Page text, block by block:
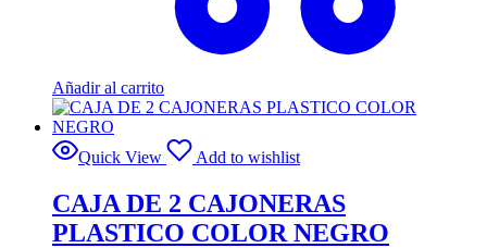
Añadir al carrito
Quick View Add to wishlist
CAJA DE 2 CAJONERAS
PLASTICO COLOR NEGRO